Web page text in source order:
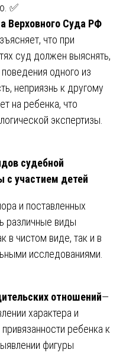
✅
Верховного Суда РФ
что при
суд должен выяснять,
одного из
неприязнь к другому
на ребенка, что
экспертизы.
судебной
с участием детей
и поставленных
различные виды
в чистом виде, так и в
исследованиями.
отношений—
характера и
ребенка к
фигуры